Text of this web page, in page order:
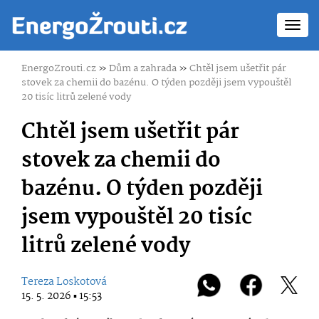
EnergoZrouti.cz»Dům a zahrada»Chtěl jsem ušetřit pár
stovek za chemii do bazénu. O týden později jsem vypouštěl
20 tisíc litrů zelené vody
Chtěl jsem ušetřit pár
stovek za chemii do
bazénu. O týden později
jsem vypouštěl 20 tisíc
litrů zelené vody
Tereza Loskotová
15. 5. 2026 ▪ 15:53